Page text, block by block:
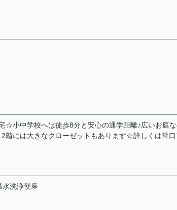
☆小中学校へは徒歩8分と安心の通学距離♪広いお庭
階には大きなクローゼットもあります☆詳しくは常
水洗浄便座